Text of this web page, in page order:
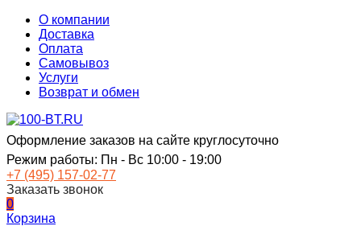
О компании
Доставка
Оплата
Самовывоз
Услуги
Возврат и обмен
Оформление заказов на сайте круглосуточно
Режим работы: Пн - Вс 10:00 - 19:00
+7 (495) 157-02-77
Заказать звонок
0
Корзина